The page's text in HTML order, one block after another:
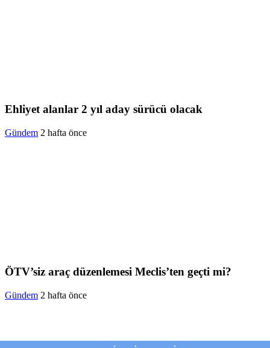
Ehliyet alanlar 2 yıl aday sürücü olacak
Gündem 2 hafta önce
ÖTV’siz araç düzenlemesi Meclis’ten geçti mi?
Gündem 2 hafta önce